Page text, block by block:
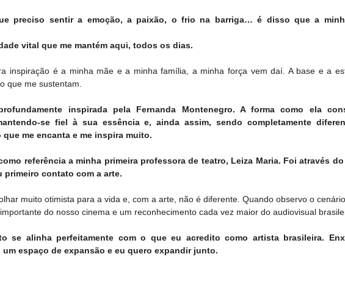
preciso sentir a emoção, a paixão, o frio na barriga… é disso que a
vital que me mantém aqui, todos os dias.
inspiração é a minha mãe e a minha família, a minha força vem daí. A base e a
que me sustentam.
inspirada pela Fernanda Montenegro. A forma como ela
se fiel à sua essência e, ainda assim, sendo completamente
que me encanta e me inspira muito.
referência a minha primeira professora de teatro, Leiza Maria. Foi através
primeiro contato com a arte.
muito otimista para a vida e, com a arte, não é diferente. Quando observo o
do nosso cinema e um reconhecimento cada vez maior do audiovisual
se alinha perfeitamente com o que eu acredito como artista brasileira.
um espaço de expansão e eu quero expandir junto.